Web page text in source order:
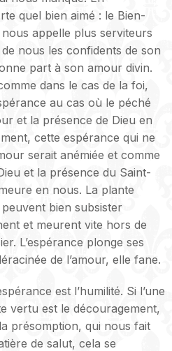
quel bien aimé : le Bien-
appelle plus serviteurs
nous les confidents de son
part à son amour divin.
dans le cas de la foi,
au cas où le péché
et la présence de Dieu en
cette espérance qui ne
serait anémiée et comme
et la présence du Saint-
en nous. La plante
bien subsister
et meurent vite hors de
L’espérance plonge ses
de l’amour, elle fane.
est l’humilité. Si l’une
vertu est le découragement,
présomption, qui nous fait
de salut, cela se